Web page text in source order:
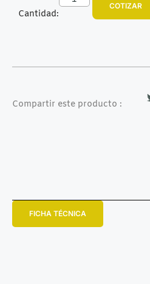
Cantidad:
COTIZAR
Compartir este producto :
FICHA TÉCNICA